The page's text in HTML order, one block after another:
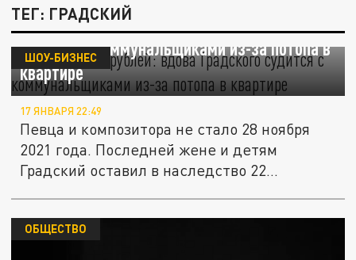
ТЕГ: ГРАДСКИЙ
Иск на 5 млн рублей: вдова Градского
судится с коммунальщиками из-за потопа в
квартире
ШОУ-БИЗНЕС
17 ЯНВАРЯ 22:49
Певца и композитора не стало 28 ноября
2021 года. Последней жене и детям
Градский оставил в наследство 22...
ОБЩЕСТВО